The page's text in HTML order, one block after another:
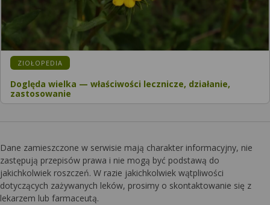
KATEGORIA:
ZIOŁOPEDIA
Doględa wielka — właściwości lecznicze, działanie,
zastosowanie
Dane zamieszczone w serwisie mają charakter informacyjny, nie
zastępują przepisów prawa i nie mogą być podstawą do
jakichkolwiek roszczeń. W razie jakichkolwiek wątpliwości
dotyczących zażywanych leków, prosimy o skontaktowanie się z
lekarzem lub farmaceutą.